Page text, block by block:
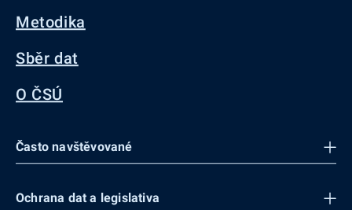
Metodika
Sběr dat
O ČSÚ
Často navštěvované
Ochrana dat a legislativa